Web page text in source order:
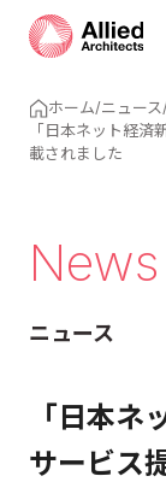
ホーム/ニュース
「日本ネット経
載されました
News
ニュース
「日本ネ
サービス